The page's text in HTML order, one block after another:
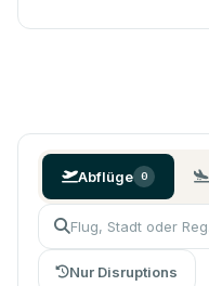
Abflüge 0
Nur Disruptions